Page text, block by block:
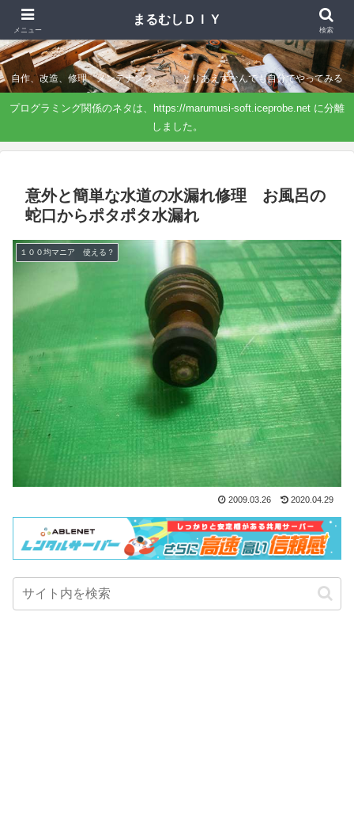
まるむしＤＩＹ
自作、改造、修理、メンテナンス．．．とりあえずなんでも自分でやってみる
プログラミング関係のネタは、https://marumusi-soft.iceprobe.net に分離
しました。
意外と簡単な水道の水漏れ修理 お風呂の
蛇口からポタポタ水漏れ
１００均マニア 使える？
2009.03.26 2020.04.29
メニュー
まるむしＤＩＹ
検索